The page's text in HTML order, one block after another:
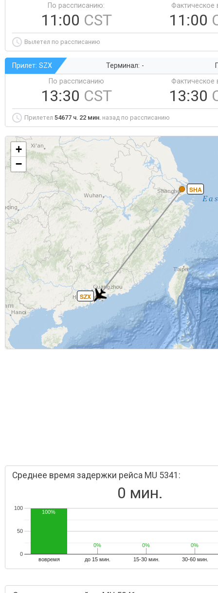
По рассписанию:
11:00 CST
Фактическое
11:00
Вылетел по рассписанию
Прилет: SZX Терминал: -
По рассписанию
13:30 CST
Фактическое
13:30
Прилетел 54677 ч. 22 мин. назад по рассписанию
SHA
SZX
+
−
Среднее время задержки рейса MU 5341:
0 мин.
вовремя до 15 мин. 15-30 мин. 30-60 мин.
0
50
100
100%
0%
0% 0%
0% 0%
0%